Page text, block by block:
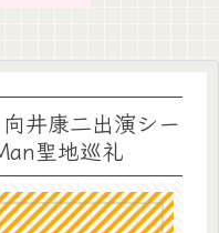
井康二出演シー
聖地巡礼